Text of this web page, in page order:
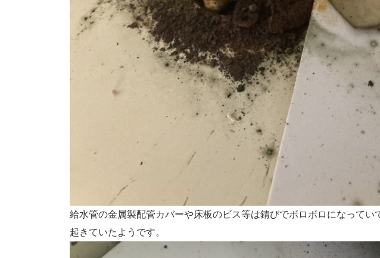
給水管の金属製配管カバーや床板のビス等は錆びでボロボロになってい
起きていたようです。